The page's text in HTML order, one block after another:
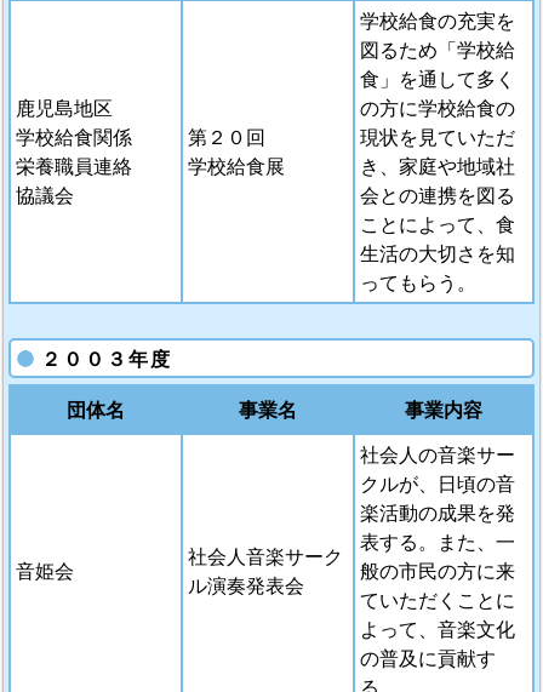
鹿児島地区
学校給食関係
栄養職員連絡
協議会
第２０回
学校給食展
学校給食の充実を
図るため「学校給
食」を通して多く
の方に学校給食の
現状を見ていただ
き、家庭や地域社
会との連携を図る
ことによって、食
生活の大切さを知
ってもらう。
２００３年度
団体名
事業名 事業内容
音姫会
社会人音楽サーク
ル演奏発表会
社会人の音楽サー
クルが、日頃の音
楽活動の成果を発
表する。また、一
般の市民の方に来
ていただくことに
よって、音楽文化
の普及に貢献す